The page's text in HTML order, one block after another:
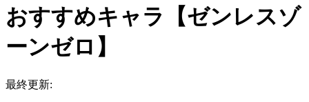
おすすめキャラ【ゼンレスゾ
ーンゼロ】
最終更新: